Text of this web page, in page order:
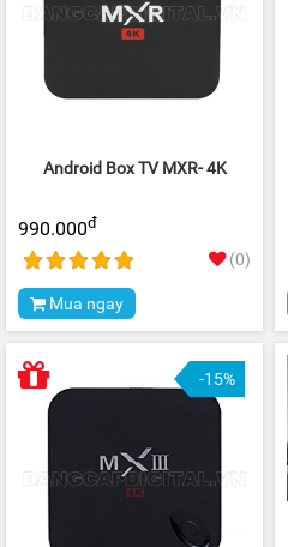
Android Box TV MXR- 4K
990.000đ
(0)
Mua ngay
-15%